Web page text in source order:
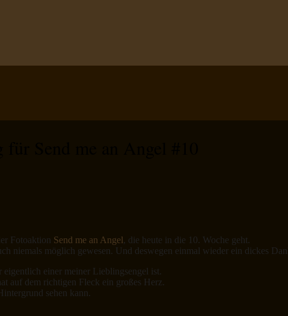
Fotoaktion Send me an Angel, die heute in die 10. Woche geht.
niemals möglich gewesen. Und deswegen einmal wieder ein dickes
einer meiner Lieblingsengel ist.
auf dem richtigen Fleck ein großes Herz.
sehen kann.